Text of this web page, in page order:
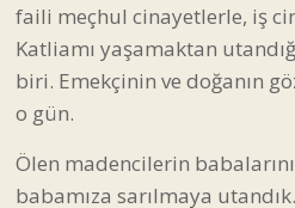
faili meçhul cinayetlerle, iş
Katliamı yaşamaktan
biri. Emekçinin ve doğanın
o gün.
Ölen madencilerin
babamıza sarılmaya